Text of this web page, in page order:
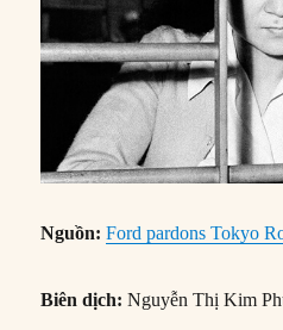
Nguồn: Ford pardons Tokyo
Biên dịch: Nguyễn Thị Kim